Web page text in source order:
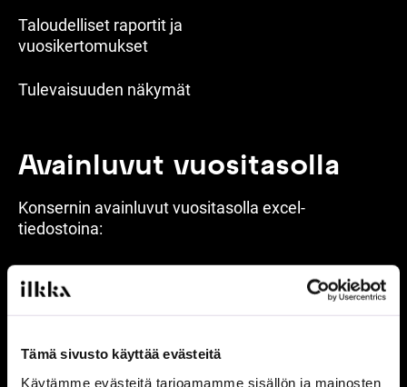
Tämä sivusto käyttää evästeitä
Käytämme evästeitä tarjoamamme sisällön ja mainosten
Taloudelliset raportit ja
vuosikertomukset
Tulevaisuuden näkymät
Avainluvut vuositasolla
Konsernin avainluvut vuositasolla excel-
tiedostoina:
Tuloslaskelma
Tase